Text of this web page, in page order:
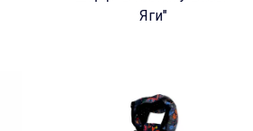
Яги"